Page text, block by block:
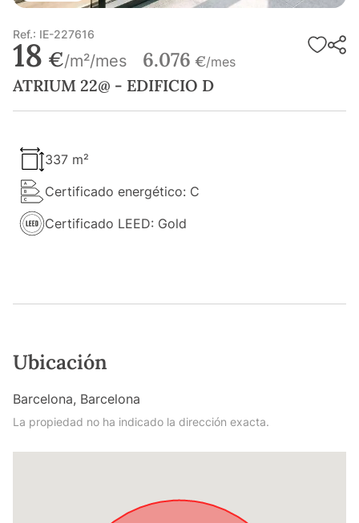
Ref.: IE-227616
18 €/m²/mes 6.076 €/mes
ATRIUM 22@ - EDIFICIO D
337 m²
Certificado energético: C
Certificado LEED: Gold
Ubicación
Barcelona, Barcelona
La propiedad no ha indicado la dirección exacta.